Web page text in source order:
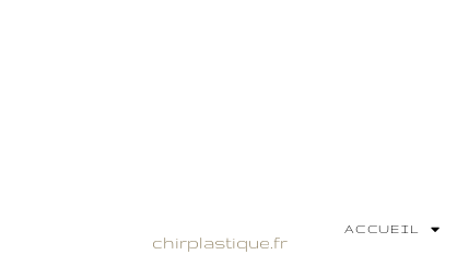
chirplastique.fr
ACCUEIL